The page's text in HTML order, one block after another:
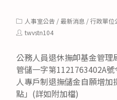
Post
category:
人事室公告 /最新消息 /行政單位
Posttwvstn104
公務人員退休撫卹基金管
管儲一字第1121763402A
人專戶制退撫儲金自願增
點」(詳如附加檔)